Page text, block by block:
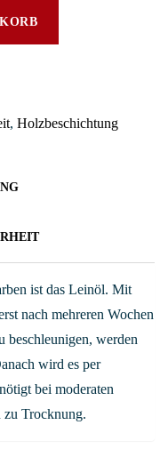
, Holzbeschichtung
ist das Leinöl. Mit
nach mehreren Wochen
beschleunigen, werden
wird es per
bei moderaten
zu Trocknung.